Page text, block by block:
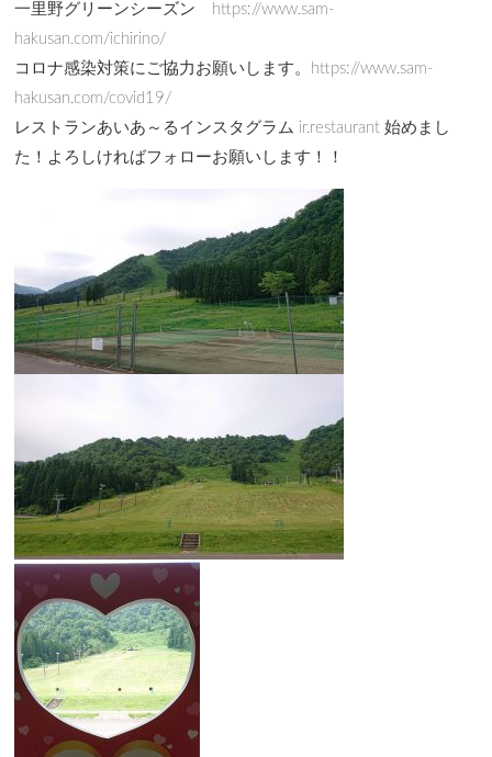
一里野グリーンシーズン https://www.sam-
hakusan.com/ichirino/
コロナ感染対策にご協力お願いします。https://www.sam-
hakusan.com/covid19/
レストランあいあ～るインスタグラム ir.restaurant 始めまし
た！よろしければフォローお願いします！！